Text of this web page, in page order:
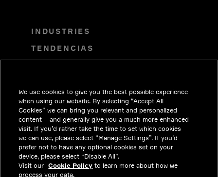
INDUSTRIES
TENDENCIAS
INVERSIONISTAS
SALA DE PRENSA
COMUNÍCATE CON NOSOTROS
PRIVACY
CUMPLIMIENTO Y ASUNTOS
We use cookies to give you the best possible experience
when using our website. By selecting “Accept All
Cookies” we can bring you relevant and personalized
content – and generally give you a much more enhanced
visit. If you’d rather take the time to set which cookies
we can use, please select “Manage Settings”. If you’d
prefer not to have any optional cookies set on your
device, please select “Disable All”.
Visit our Cookie Policy to learn more about how we
process your data.